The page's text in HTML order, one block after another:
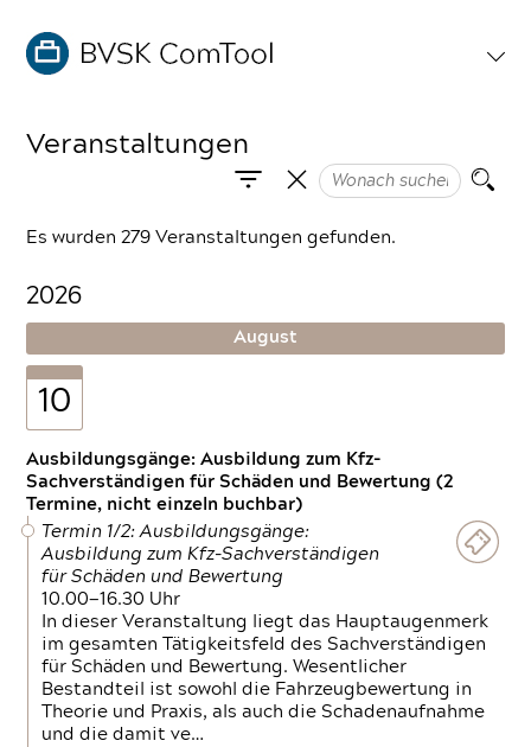
Veranstaltungen
Es wurden 279 Veranstaltungen gefunden.
2026
August
10
Ausbildungsgänge: Ausbildung zum Kfz-
Sachverständigen für Schäden und Bewertung (2
Termine, nicht einzeln buchbar)
Termin 1/2: Ausbildungsgänge:
Ausbildung zum Kfz-Sachverständigen
für Schäden und Bewertung
10.00—16.30 Uhr
In dieser Veranstaltung liegt das Hauptaugenmerk
im gesamten Tätigkeitsfeld des Sachverständigen
für Schäden und Bewertung. Wesentlicher
Bestandteil ist sowohl die Fahrzeugbewertung in
Theorie und Praxis, als auch die Schadenaufnahme
und die damit ve…